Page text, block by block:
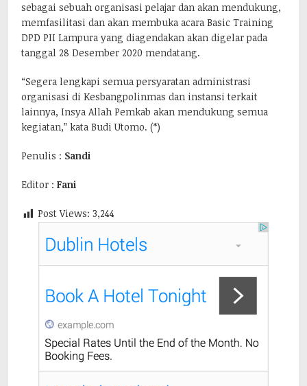
sebagai sebuah organisasi pelajar dan akan mendukung,
memfasilitasi dan akan membuka acara Basic Training
DPD PII Lampura yang diagendakan akan digelar pada
tanggal 28 Desember 2020 mendatang.
“Segera lengkapi semua persyaratan administrasi
organisasi di Kesbangpolinmas dan instansi terkait
lainnya, Insya Allah Pemkab akan mendukung semua
kegiatan,” kata Budi Utomo. (*)
Penulis : Sandi
Editor : Fani
Post Views: 3,244